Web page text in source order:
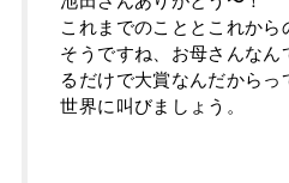
これまでのこととこれから
そうですね、お母さんな
るだけで大賞なんだからっ
世界に叫びましょう。